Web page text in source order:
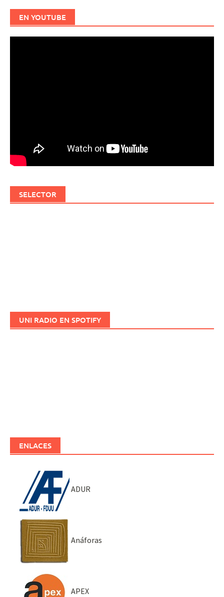
EN YOUTUBE
SELECTOR
UNI RADIO EN SPOTIFY
ENLACES
ADUR
Anáforas
APEX